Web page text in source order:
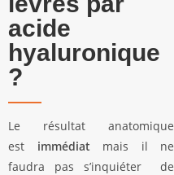
acide
hyaluronique
?
Le résultat anatomique
est immédiat mais il ne
faudra pas s’inquiéter de